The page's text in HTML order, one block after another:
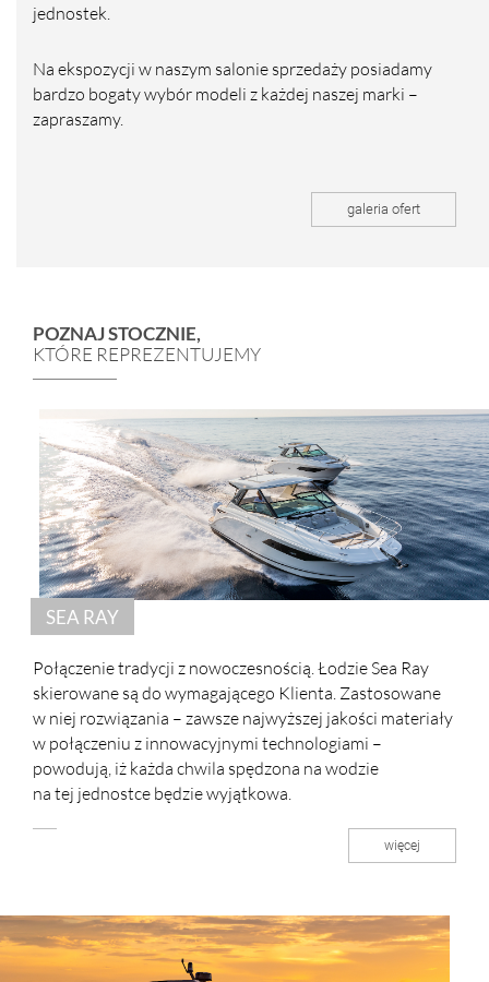
jednostek.
Na ekspozycji w naszym salonie sprzedaży posiadamy
bardzo bogaty wybór modeli z każdej naszej marki –
zapraszamy.
galeria ofert
POZNAJ STOCZNIE,
KTÓRE REPREZENTUJEMY
SEA RAY
Połączenie tradycji z nowoczesnością. Łodzie Sea Ray
skierowane są do wymagającego Klienta. Zastosowane
w niej rozwiązania – zawsze najwyższej jakości materiały
w połączeniu z innowacyjnymi technologiami –
powodują, iż każda chwila spędzona na wodzie
na tej jednostce będzie wyjątkowa.
więcej